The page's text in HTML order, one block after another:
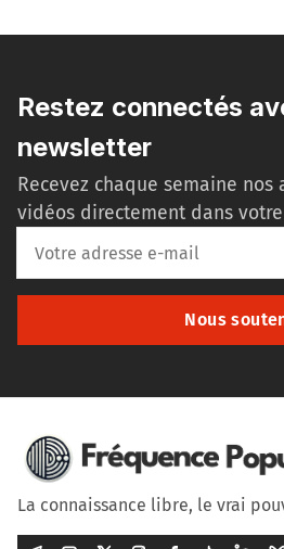
Restez connectés
newsletter
Recevez chaque semaine
vidéos directement dans
Nous
La connaissance libre, le vrai